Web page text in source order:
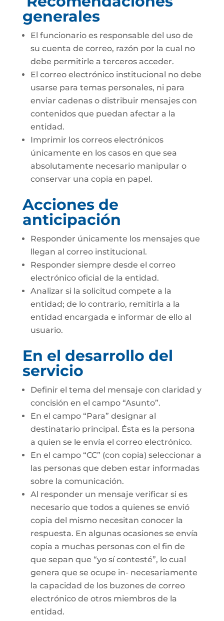
generales
El funcionario es responsable del uso de
su cuenta de correo, razón por la cual no
debe permitirle a terceros acceder.
El correo electrónico institucional no debe
usarse para temas personales, ni para
enviar cadenas o distribuir mensajes con
contenidos que puedan afectar a la
entidad.
Imprimir los correos electrónicos
únicamente en los casos en que sea
absolutamente necesario manipular o
conservar una copia en papel.
Acciones de
anticipación
Responder únicamente los mensajes que
llegan al correo institucional.
Responder siempre desde el correo
electrónico oficial de la entidad.
Analizar si la solicitud compete a la
entidad; de lo contrario, remitirla a la
entidad encargada e informar de ello al
usuario.
En el desarrollo del
servicio
Definir el tema del mensaje con claridad y
concisión en el campo “Asunto”.
En el campo “Para” designar al
destinatario principal. Ésta es la persona
a quien se le envía el correo electrónico.
En el campo “CC” (con copia) seleccionar a
las personas que deben estar informadas
sobre la comunicación.
Al responder un mensaje verificar si es
necesario que todos a quienes se envió
copia del mismo necesitan conocer la
respuesta. En algunas ocasiones se envía
copia a muchas personas con el fin de
que sepan que “yo sí contesté”, lo cual
genera que se ocupe in- necesariamente
la capacidad de los buzones de correo
electrónico de otros miembros de la
entidad.